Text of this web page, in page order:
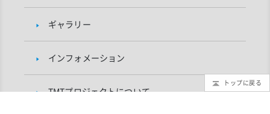
ギャラリー
インフォメーション
TMTプロジェクトについて
トップに戻る